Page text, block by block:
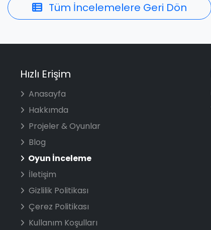
Tüm İncelemelere Geri Dön
Hızlı Erişim
Anasayfa
Hakkımda
Projeler & Oyunlar
Blog
Oyun İnceleme
İletişim
Gizlilik Politikası
Çerez Politikası
Kullanım Koşulları